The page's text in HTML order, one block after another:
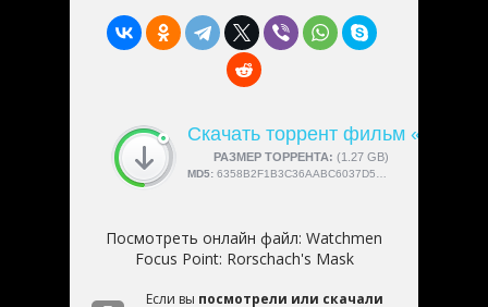
Скачать торрент фильм
РАЗМЕР ТОРРЕНТА: (1.27 GB)
СКАЧАЛИ:4189
MD5: 6358B2F1B3C36AABC6037D513E2FDC66
Посмотреть онлайн файл: Watchmen
Focus Point: Rorschach's Mask
Если вы посмотрели или скачали